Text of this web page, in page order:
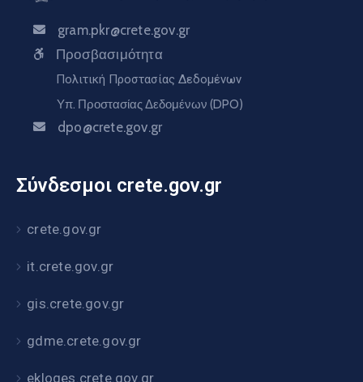
gram.pkr@crete.gov.gr
Προσβασιμότητα
Πολιτική Προστασίας Δεδομένων
Υπ. Προστασίας Δεδομένων (DPO)
dpo@crete.gov.gr
Σύνδεσμοι crete.gov.gr
crete.gov.gr
it.crete.gov.gr
gis.crete.gov.gr
gdme.crete.gov.gr
ekloges.crete.gov.gr